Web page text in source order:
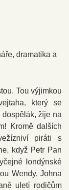
dramatika a
Tou výjimkou
který se
žije na
Kromě dalších
piráti s
když Petr Pan
londýnské
Wendy, Johna
uletí rodičům